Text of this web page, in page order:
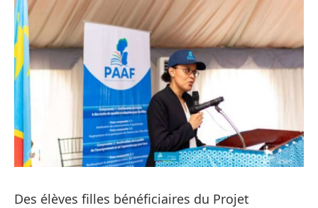
Des élèves filles bénéficiaires du Projet